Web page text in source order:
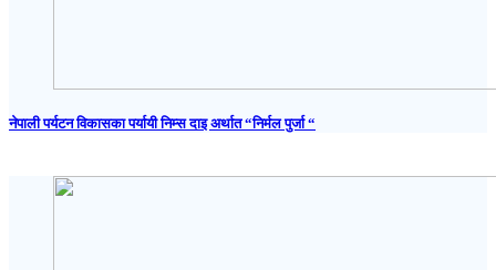
नेपाली पर्यटन विकासका पर्यायी निम्स दाइ अर्थात “निर्मल पुर्जा “